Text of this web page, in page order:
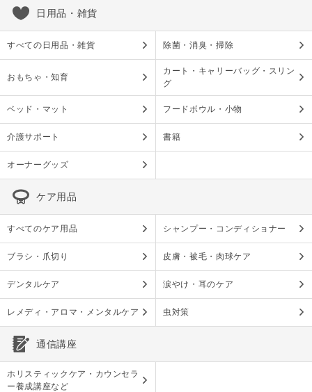
日用品・雑貨
すべての日用品・雑貨 除菌・消臭・掃除
おもちゃ・知育
カート・キャリーバッグ・スリン
グ
ベッド・マット フードボウル・小物
介護サポート 書籍
オーナーグッズ
ケア用品
すべてのケア用品 シャンプー・コンディショナー
ブラシ・爪切り 皮膚・被毛・肉球ケア
デンタルケア 涙やけ・耳のケア
レメディ・アロマ・メンタルケア 虫対策
通信講座
ホリスティックケア・カウンセラ
ー養成講座など